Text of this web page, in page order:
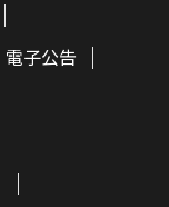
電子公告